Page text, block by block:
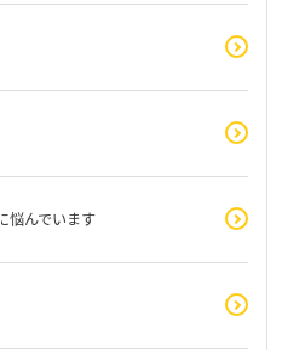
悩んでいます